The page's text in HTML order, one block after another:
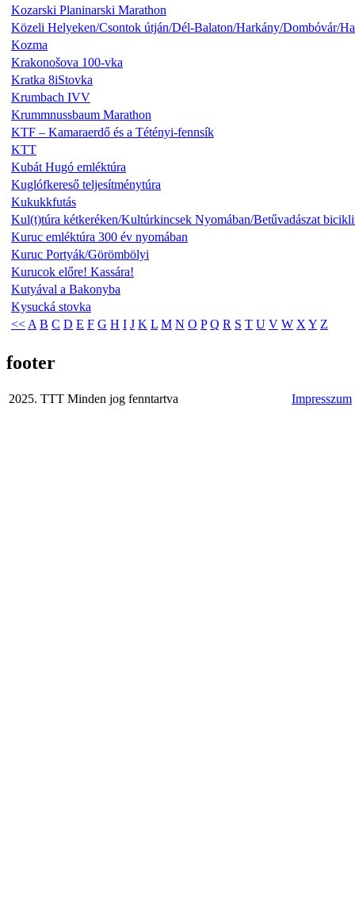
Kozarski Planinarski Marathon
Közeli Helyeken/Csontok útján/Dél-Balaton/Harkány/Dombóvár/
Kozma
Krakonošova 100-vka
Kratka 8iStovka
Krumbach IVV
Krummnussbaum Marathon
KTF – Kamaraerdő és a Tétényi-fennsík
KTT
Kubát Hugó emléktúra
Kuglófkereső teljesítménytúra
Kukukkfutás
Kul(t)túra kétkeréken/Kultúrkincsek Nyomában/Betűvadászat
Kuruc emléktúra 300 év nyomában
Kuruc Portyák/Görömbölyi
Kurucok előre! Kassára!
Kutyával a Bakonyba
Kysucká stovka
<< A B C D E F G H I J K L M N O P Q R S T U V W X Y Z
footer
2025. TTT Minden jog fenntartva Impresszum